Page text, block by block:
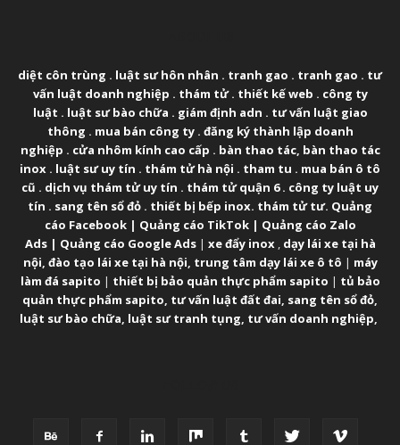
diệt côn trùng . luật sư hôn nhân . tranh gao . tranh gao . tư
vấn luật doanh nghiệp . thám tử. thiết kế web . công ty
luật . luật sư bào chữa . giám định adn . tư vấn luật giao
thông . mua bán công ty. đăng ký thành lập doanh
nghiệp . cửa nhôm kính cao cấp . bàn thao tác, bàn thao tác
inox . luật sư uy tín . thám tử hà nội . tham tu . mua bán ô tô
cũ . dịch vụ thám tử uy tín . thám tử quận 6. công ty luật uy
tín . sang tên sổ đỏ . thiết bị bếp inox. thám tử tư. Quảng
cáo Facebook| Quảng cáo TikTok| Quảng cáo Zalo
Ads| Quảng cáo Google Ads| xe đẩy inox, dạy lái xe tại hà
nội, đào tạo lái xe tại hà nội, trung tâm dạy lái xe ô tô | máy
làm đá sapito | thiết bị bảo quản thực phẩm sapito | tủ bảo
quản thực phẩm sapito, tư vấn luật đất đai, sang tên sổ đỏ,
luật sư bào chữa, luật sư tranh tụng, tư vấn doanh nghiệp,